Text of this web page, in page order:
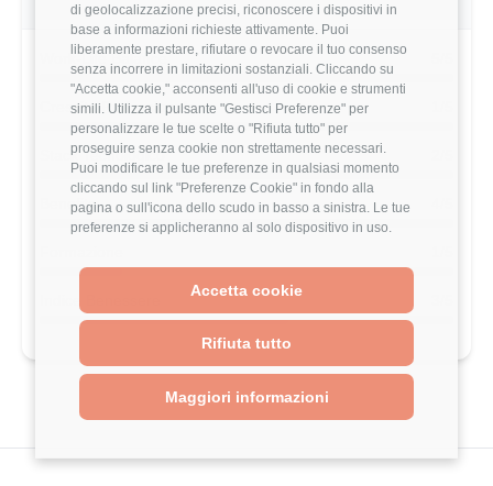
di geolocalizzazione precisi, riconoscere i dispositivi in
base a informazioni richieste attivamente. Puoi
liberamente prestare, rifiutare o revocare il tuo consenso
senza incorrere in limitazioni sostanziali. Cliccando su
"Accetta cookie," acconsenti all'uso di cookie e strumenti
simili. Utilizza il pulsante "Gestisci Preferenze" per
personalizzare le tue scelte o "Rifiuta tutto" per
proseguire senza cookie non strettamente necessari.
Puoi modificare le tue preferenze in qualsiasi momento
cliccando sul link "Preferenze Cookie" in fondo alla
pagina o sull'icona dello scudo in basso a sinistra. Le tue
preferenze si applicheranno al solo dispositivo in uso.
Accetta cookie
Rifiuta tutto
Maggiori informazioni
Work-Life Balance
Crescita Professionale
Stack Tecnologico
Benefits